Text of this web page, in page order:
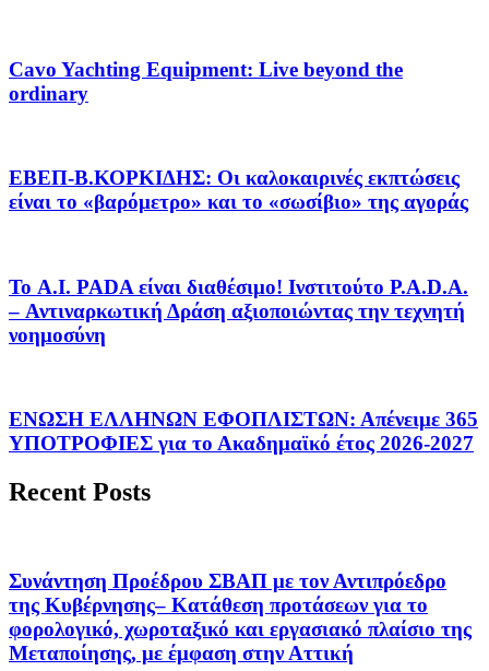
Cavo Yachting Equipment: Live beyond the
ordinary
EΒΕΠ-Β.ΚΟΡΚΙΔΗΣ: Οι καλοκαιρινές εκπτώσεις
είναι το «βαρόμετρο» και το «σωσίβιο» της αγοράς
Το A.I. PADA είναι διαθέσιμο! Ινστιτούτο P.A.D.A.
– Αντιναρκωτική Δράση αξιοποιώντας την τεχνητή
νοημοσύνη
ΕΝΩΣΗ ΕΛΛΗΝΩΝ ΕΦΟΠΛΙΣΤΩΝ: Απένειμε 365
ΥΠΟΤΡΟΦΙΕΣ για το Ακαδημαϊκό έτος 2026-2027
Recent Posts
Συνάντηση Προέδρου ΣΒΑΠ με τον Αντιπρόεδρο
της Κυβέρνησης– Κατάθεση προτάσεων για το
φορολογικό, χωροταξικό και εργασιακό πλαίσιο της
Μεταποίησης, με έμφαση στην Αττική